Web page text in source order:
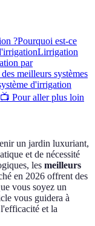
?Pourquoi est-ce
Lirrigation
par
meilleurs systèmes
d'irrigation
📺 Pour aller plus loin
un jardin luxuriant,
et de nécessité
les meilleurs
en 2026 offrent des
vous soyez un
vous guidera à
et la